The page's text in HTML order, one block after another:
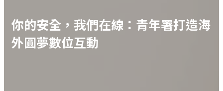
你的安全，我們在線：青年署打造海
外圓夢數位互動